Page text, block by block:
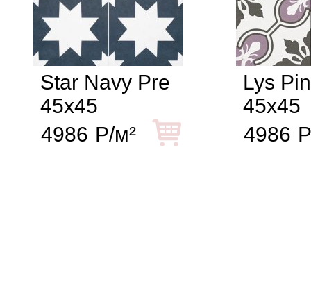
Star Navy Pre
45x45
4986 Р/м²
Lys
45x45
4986